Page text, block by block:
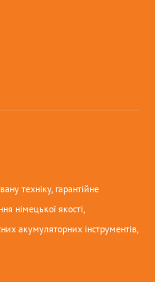
техніку, гарантійне
німецької якості,
акумуляторних інструментів,